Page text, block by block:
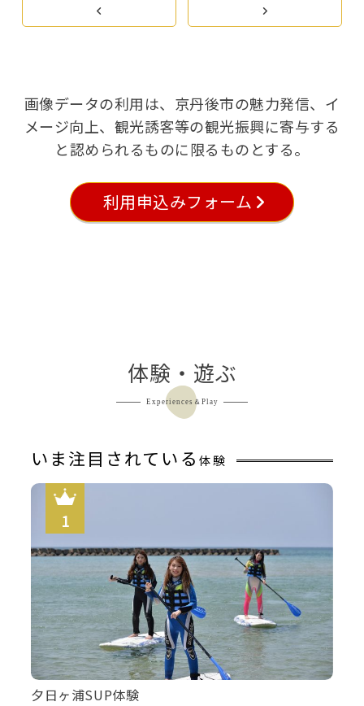
画像データの利用は、京丹後市の魅力発信、イ
メージ向上、観光誘客等の観光振興に寄与する
と認められるものに限るものとする。
利用申込みフォーム
体験・遊ぶ
Experiences＆Play
いま注目されている 体験
夕日ヶ浦SUP体験